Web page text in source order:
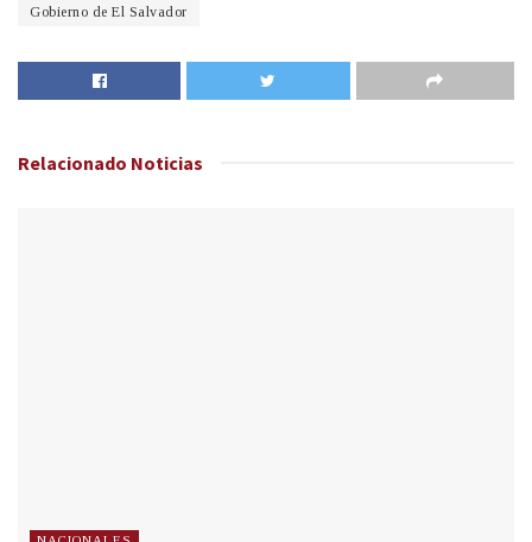
Gobierno de El Salvador
Relacionado Noticias